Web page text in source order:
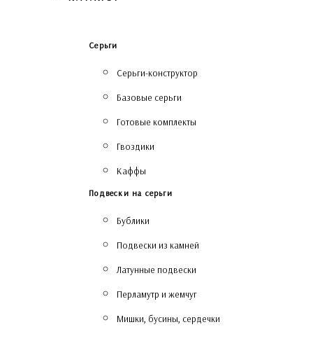
Серьги
Серьги-конструктор
Базовые серьги
Готовые комплекты
Гвоздики
Каффы
Подвески на серьги
Бублики
Подвески из камней
Латунные подвески
Перламутр и жемчуг
Мишки, бусины, сердечки